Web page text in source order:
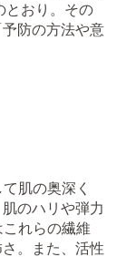
とおり。その
予防の方法や意
肌の奥深く
のハリや弾力
れらの繊維
。また、活性